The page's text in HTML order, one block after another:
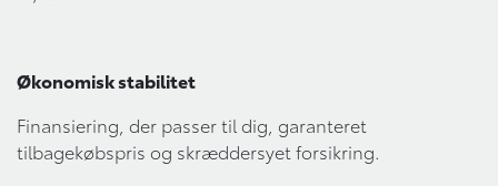
Økonomisk stabilitet
Finansiering, der passer til dig, garanteret
tilbagekøbspris og skræddersyet forsikring.